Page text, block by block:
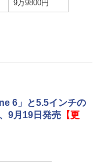
9万9800円
6」と5.5インチの
9月19日発売【更